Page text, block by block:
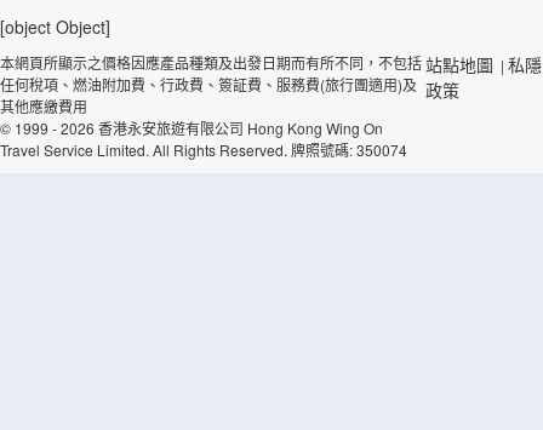
[object Object]
本網頁所顯示之價格因應產品種類及出發日期而有所不同，不包括
任何稅項、燃油附加費、行政費、簽証費、服務費(旅行團適用)及
其他應繳費用
© 1999 - 2026 香港永安旅遊有限公司 Hong Kong Wing On
Travel Service Limited. All Rights Reserved. 牌照號碼: 350074
站點地圖 | 私隱
政策